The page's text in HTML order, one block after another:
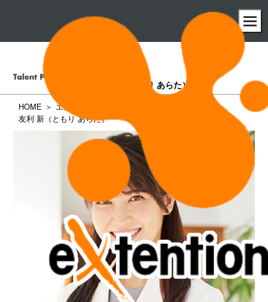
（ともり あらた）
HOME
エクステンション所属タレント一覧
友利 新（ともり あらた）